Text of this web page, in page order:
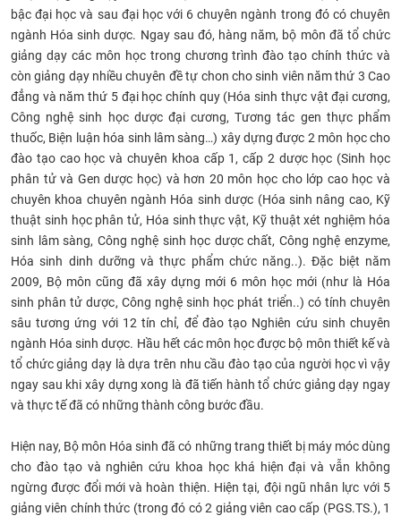
bậc đại học và sau đại học với 6 chuyên ngành trong đó có chuyên
ngành Hóa sinh dược. Ngay sau đó, hàng năm, bộ môn đã tổ chức
giảng dạy các môn học trong chương trình đào tạo chính thức và
còn giảng dạy nhiều chuyên đề tự chon cho sinh viên năm thứ 3 Cao
đẳng và năm thứ 5 đại học chính quy (Hóa sinh thực vật đại cương,
Công nghệ sinh học dược đại cương, Tương tác gen thực phẩm
thuốc, Biện luận hóa sinh lâm sàng…) xây dựng được 2 môn học cho
đào tạo cao học và chuyên khoa cấp 1, cấp 2 dược học (Sinh học
phân tử và Gen dược học) và hơn 20 môn học cho lớp cao học và
chuyên khoa chuyên ngành Hóa sinh dược (Hóa sinh nâng cao, Kỹ
thuật sinh học phân tử, Hóa sinh thực vật, Kỹ thuật xét nghiệm hóa
sinh lâm sàng, Công nghệ sinh học dược chất, Công nghệ enzyme,
Hóa sinh dinh dưỡng và thực phẩm chức năng..). Đặc biệt năm
2009, Bộ môn cũng đã xây dựng mới 6 môn học mới (như là Hóa
sinh phân tử dược, Công nghệ sinh học phát triển..) có tính chuyên
sâu tương ứng với 12 tín chỉ, để đào tạo Nghiên cứu sinh chuyên
ngành Hóa sinh dược. Hầu hết các môn học được bộ môn thiết kế và
tổ chức giảng dạy là dựa trên nhu cầu đào tạo của người học vì vậy
ngay sau khi xây dựng xong là đã tiến hành tổ chức giảng dạy ngay
và thực tế đã có những thành công bước đầu.
Hiện nay, Bộ môn Hóa sinh đã có những trang thiết bị máy móc dùng
cho đào tạo và nghiên cứu khoa học khá hiện đại và vẫn không
ngừng được đổi mới và hoàn thiện. Hiện tại, đội ngũ nhân lực với 5
giảng viên chính thức (trong đó có 2 giảng viên cao cấp (PGS.TS.), 1